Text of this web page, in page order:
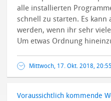
alle installierten
schnell zu starten. Es
werden, wenn ihr sehr
Um etwas Ordnung
Mittwoch, 17. Okt. 2018,
Voraussichtlich kommende